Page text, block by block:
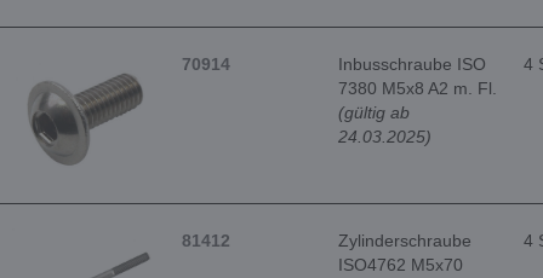
70914
Inbusschraube ISO
7380 M5x8 A2 m. Fl.
(gültig ab
24.03.2025)
4
81412
Zylinderschraube
ISO4762 M5x70
4